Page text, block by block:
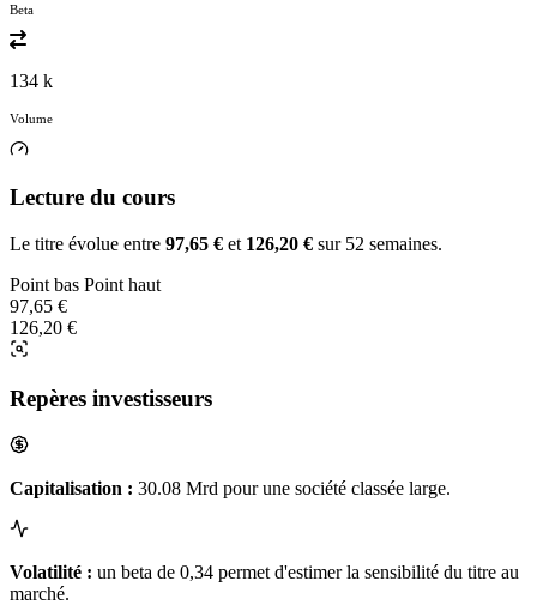
Beta
134 k
Volume
Lecture du cours
Le titre évolue entre 97,65 € et 126,20 € sur 52 semaines.
Point bas Point haut
97,65 €
126,20 €
Repères investisseurs
Capitalisation : 30.08 Mrd pour une société classée large.
Volatilité : un beta de 0,34 permet d'estimer la sensibilité du titre au
marché.